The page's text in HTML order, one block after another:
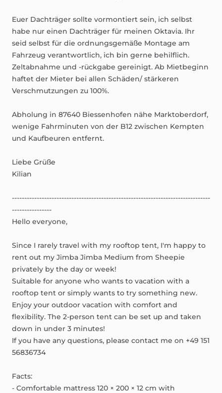
Euer Dachträger sollte vormontiert sein, ich selbst
habe nur einen Dachträger für meinen Oktavia. Ihr
seid selbst für die ordnungsgemäße Montage am
Fahrzeug verantwortlich, ich bin gerne behilflich.
Zeltabnahme und -rückgabe gereinigt. Ab Mietbeginn
haftet der Mieter bei allen Schäden​/​ stärkeren
Verschmutzungen zu 100%.
Abholung in 87640 Biessenhofen nähe Marktoberdorf,
wenige Fahrminuten von der B12 zwischen Kempten
und Kaufbeuren entfernt.
Liebe Grüße
Kilian
--------------------------------------------------------------------------------
----------------
Hello everyone,
Since I rarely travel with my rooftop tent, I'm happy to
rent out my Jimba Jimba Medium from Sheepie
privately by the day or week!
Suitable for anyone who wants to vacation with a
rooftop tent or simply wants to try something new.
Enjoy your outdoor vacation with comfort and
flexibility. The 2-person tent can be set up and taken
down in under 3 minutes!
If you have any questions, please contact me on +49 151
56836734
Facts:
- Comfortable mattress 120 × 200 × 12 cm with